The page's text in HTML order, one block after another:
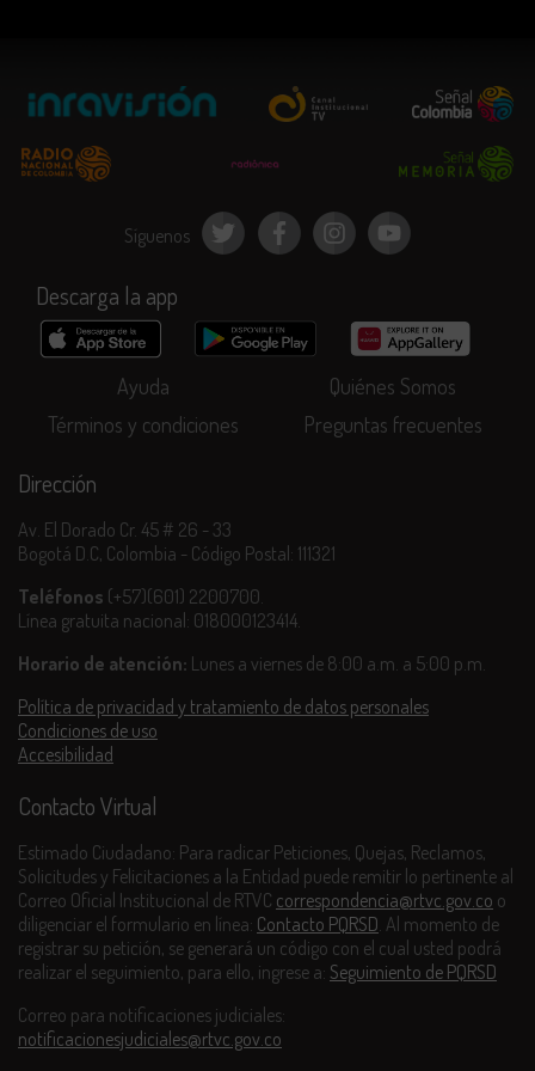
Síguenos
Descarga la app
Ayuda
Quiénes Somos
Términos y condiciones
Preguntas frecuentes
Dirección
Av. El Dorado Cr. 45 # 26 - 33
Bogotá D.C, Colombia - Código Postal: 111321
Teléfonos (+57)(601) 2200700.
Línea gratuita nacional: 018000123414.
Horario de atención: Lunes a viernes de 8:00 a.m. a 5:00 p.m.
Política de privacidad y tratamiento de datos personales
Condiciones de uso
Accesibilidad
Contacto Virtual
Estimado Ciudadano: Para radicar Peticiones, Quejas, Reclamos,
Solicitudes y Felicitaciones a la Entidad puede remitir lo pertinente al
Correo Oficial Institucional de RTVC correspondencia@rtvc.gov.co o
diligenciar el formulario en línea: Contacto PQRSD . Al momento de
registrar su petición, se generará un código con el cual usted podrá
realizar el seguimiento, para ello, ingrese a: Seguimiento de PQRSD
Correo para notificaciones judiciales:
notificacionesjudiciales@rtvc.gov.co